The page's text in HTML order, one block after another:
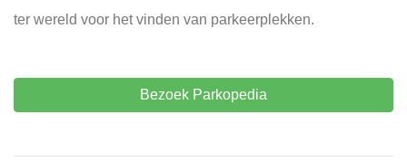
ter wereld voor het vinden van parkeerplekken.
Bezoek Parkopedia